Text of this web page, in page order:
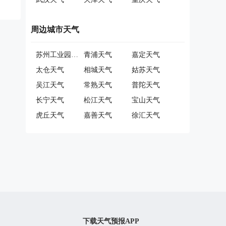
周边城市天气
苏州工业园区天气 青浦天气
嘉定天气
太仓天气
相城天气
姑苏天气
吴江天气
常熟天气
普陀天气
长宁天气
松江天气
宝山天气
虎丘天气
嘉善天气 徐汇天气
下载天气预报APP